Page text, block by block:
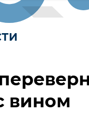
вином